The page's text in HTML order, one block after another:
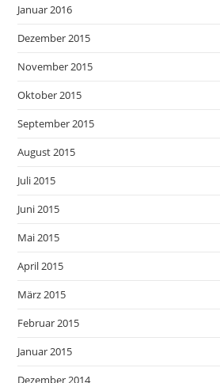
Januar 2016
Dezember 2015
November 2015
Oktober 2015
September 2015
August 2015
Juli 2015
Juni 2015
Mai 2015
April 2015
März 2015
Februar 2015
Januar 2015
Dezember 2014